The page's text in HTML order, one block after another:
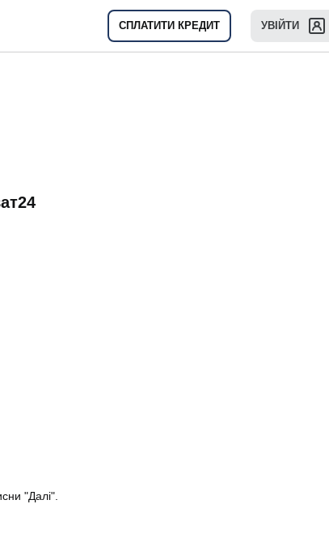
СПЛАТИТИ КРЕДИТ УВІЙТИ
"Далі".